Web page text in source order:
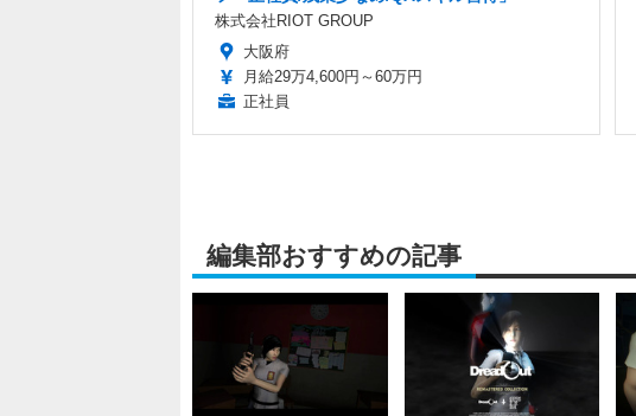
株式会社RIOT GROUP
大阪府
月給29万4,600円～60万円
正社員
編集部おすすめの記事